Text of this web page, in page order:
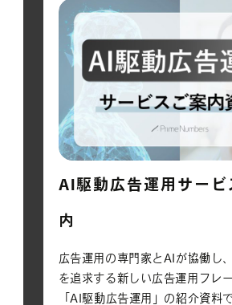
AI駆動広告運用サービ
内
広告運用の専門家とAIが協働し
を追求する新しい広告運用フレ
「AI駆動広告運用」の紹介資料